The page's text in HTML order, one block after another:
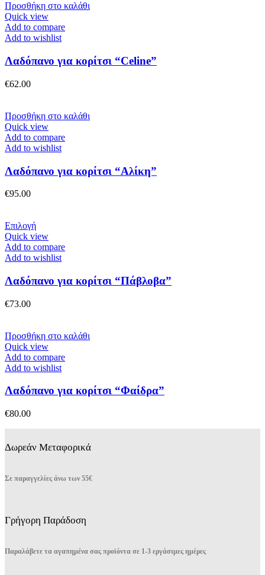
Προσθήκη στο καλάθι
Quick view
Add to compare
Add to wishlist
Λαδόπανο για κορίτσι “Celine”
€62.00
Προσθήκη στο καλάθι
Quick view
Add to compare
Add to wishlist
Λαδόπανο για κορίτσι “Αλίκη”
€95.00
ΕπιλογήΑυτό
το
προϊόν
έχει
παραλλαγές.
Οι
επιλεγούν
στη
σελίδα
του
προϊόντος
Quick view
Add to compare
Add to wishlist
Λαδόπανο για κορίτσι “Πάβλοβα”
€73.00
Προσθήκη στο καλάθι
Quick view
Add to compare
Add to wishlist
Λαδόπανο για κορίτσι “Φαίδρα”
€80.00
Δωρεάν Μεταφορικά
Σε παραγγελίες άνω των 55€
Γρήγορη Παράδοση
Παραλάβετε τα αγαπημένα σας προϊόντα σε 1-3 εργάσιμες ημέρες